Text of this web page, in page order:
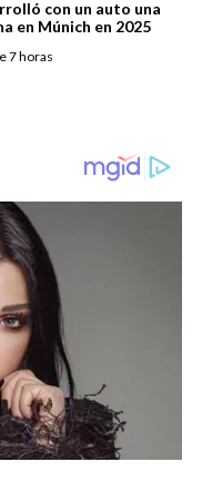
con un auto una
en Múnich en 2025
7 horas